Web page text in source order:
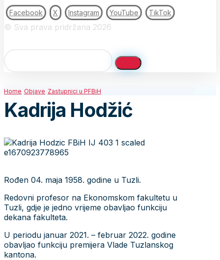
Facebook X Instagram YouTube TikTok
© Sva prava pridržana 2026
Home Objave Zastupnici u PFBiH
Kadrija Hodžić
Rođen 04. maja 1958. godine u Tuzli.
Redovni profesor na Ekonomskom fakultetu u
Tuzli, gdje je jedno vrijeme obavljao funkciju
dekana fakulteta.
U periodu januar 2021. – februar 2022. godine
obavljao funkciju premijera Vlade Tuzlanskog
kantona.